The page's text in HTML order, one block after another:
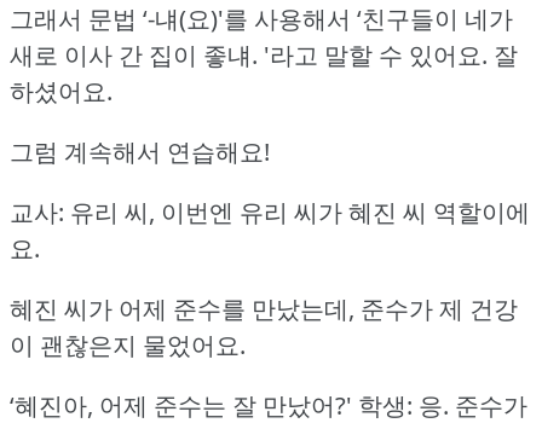
그래서 문법 ‘-냬(요)'를 사용해서 ‘친구들이 네가
새로 이사 간 집이 좋냬. '라고 말할 수 있어요. 잘
하셨어요.
그럼 계속해서 연습해요!
교사: 유리 씨, 이번엔 유리 씨가 혜진 씨 역할이에
요.
혜진 씨가 어제 준수를 만났는데, 준수가 제 건강
이 괜찮은지 물었어요.
‘혜진아, 어제 준수는 잘 만났어?' 학생: 응. 준수가